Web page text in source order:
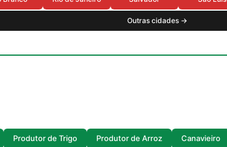
Outras cidades →
Produtor de Trigo Produtor de Arroz Canavieiro